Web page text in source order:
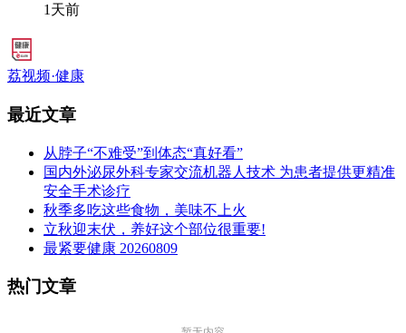
1天前
荔视频·健康
最近文章
从脖子“不难受”到体态“真好看”
国内外泌尿外科专家交流机器人技术 为患者提供更精准
安全手术诊疗
秋季多吃这些食物，美味不上火
立秋迎末伏，养好这个部位很重要!
最紧要健康 20260809
热门文章